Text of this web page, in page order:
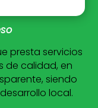
presta servicios
de calidad, en
siendo
local.